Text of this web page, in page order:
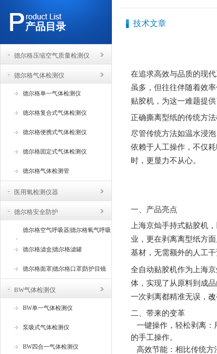
产品目录
德尔格压缩空气质量检测仪
德尔格气体检测仪
德尔格单一气体检测仪
德尔格复合式气体检测仪
德尔格便携式气体检测仪
德尔格固定式气体检测仪
德尔格气体检测管
医用氧检测仪器
德尔格安全防护
德尔格空气呼吸器|德尔格氧气呼吸
器
德尔格滤盒|德尔格滤罐
德尔格面罩|德尔格口罩|防护目镜
BW气体检测仪
BW单一气体检测仪
泵吸式气体检测仪
BW四合一气体检测仪
技术文章
在追求高效与品质的现
虽多，但往往伴随着效
贴胶机，为这一难题提
正确撕离型纸的传统方
尽管传统方法如温水浸
依赖于人工操作，不仅
时，更显力不从心。
一、产品亮点
上海京灿手持式贴胶机
业，更在剥离离型纸方
基材，无需额外的人工
全自动贴胶机作为上海
体，实现了从原料到成
一次剥离都精准无误，
二、带来的变革
一键操作，轻松剥离
的手工操作。
高效节能 ：相比传统